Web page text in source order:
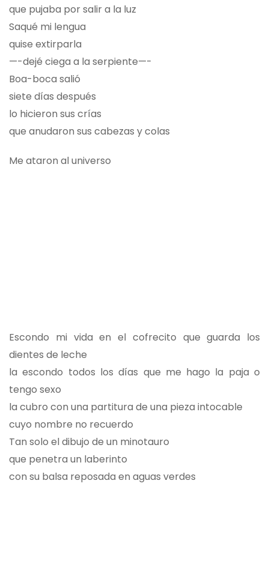
que pujaba por salir a la luz
Saqué mi lengua
quise extirparla
—-dejé ciega a la serpiente—-
Boa-boca salió
siete días después
lo hicieron sus crías
que anudaron sus cabezas y colas
Me ataron al universo
Escondo mi vida en el cofrecito que guarda los
dientes de leche
la escondo todos los días que me hago la paja o
tengo sexo
la cubro con una partitura de una pieza intocable
cuyo nombre no recuerdo
Tan solo el dibujo de un minotauro
que penetra un laberinto
con su balsa reposada en aguas verdes